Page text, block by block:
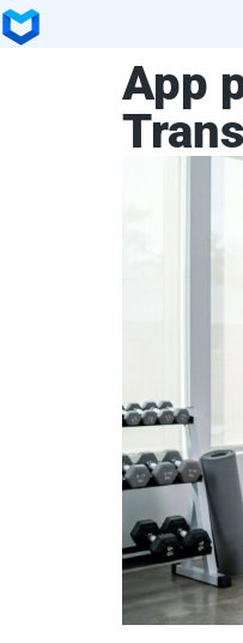
App